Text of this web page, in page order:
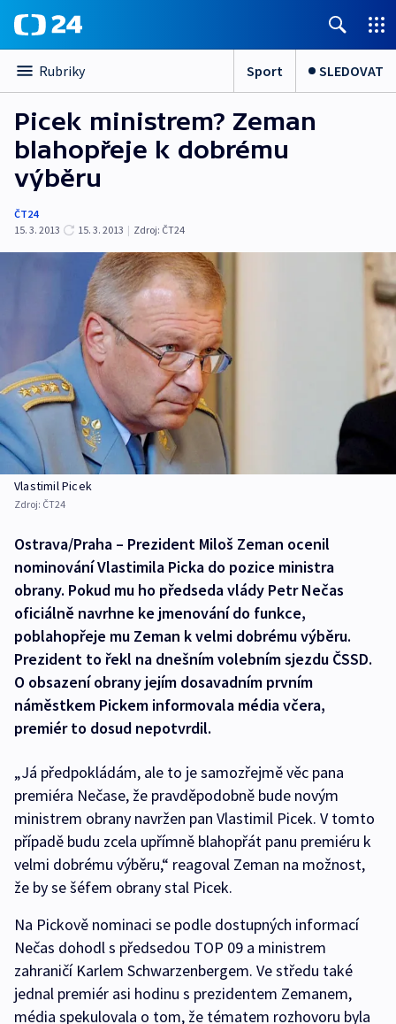
Rubriky Sport SLEDOVAT
Picek ministrem? Zeman
blahopřeje k dobrému
výběru
ČT24
15. 3. 2013
15. 3. 2013 | Zdroj: ČT24
Vlastimil Picek
Zdroj: ČT24
Ostrava/Praha – Prezident Miloš Zeman ocenil
nominování Vlastimila Picka do pozice ministra
obrany. Pokud mu ho předseda vlády Petr Nečas
oficiálně navrhne ke jmenování do funkce,
poblahopřeje mu Zeman k velmi dobrému výběru.
Prezident to řekl na dnešním volebním sjezdu ČSSD.
O obsazení obrany jejím dosavadním prvním
náměstkem Pickem informovala média včera,
premiér to dosud nepotvrdil.
„Já předpokládám, ale to je samozřejmě věc pana
premiéra Nečase, že pravděpodobně bude novým
ministrem obrany navržen pan Vlastimil Picek. V tomto
případě budu zcela upřímně blahopřát panu premiéru k
velmi dobrému výběru,“ reagoval Zeman na možnost,
že by se šéfem obrany stal Picek.
Na Pickově nominaci se podle dostupných informací
Nečas dohodl s předsedou TOP 09 a ministrem
zahraničí Karlem Schwarzenbergem. Ve středu také
jednal premiér asi hodinu s prezidentem Zemanem,
média spekulovala o tom, že tématem rozhovoru byla